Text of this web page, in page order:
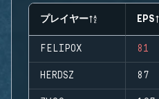
プレイヤー EPS
FELIPOX 81
HERDSZ 87